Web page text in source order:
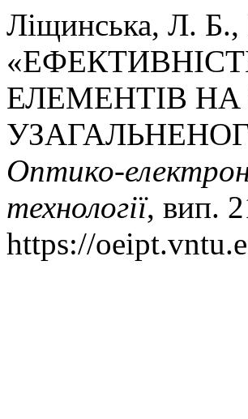
Ліщинська, Л.
ЕЛЕМЕНТІВ
Оптико-
технологiї, вип.
https://